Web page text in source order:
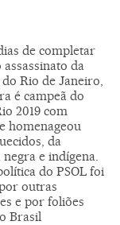
de completar
da
Rio de Janeiro,
é campeã do
2019 com
homenageou
da
e indígena.
do PSOL foi
outras
e por foliões
Brasil